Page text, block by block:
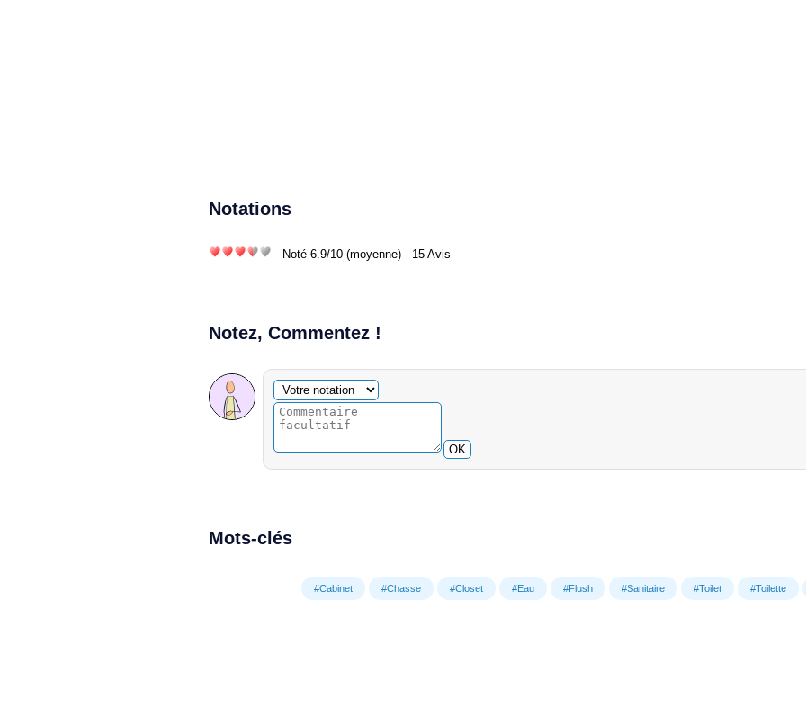
Notations
- Noté 6.9/10 (moyenne) - 15 Avis
Notez, Commentez !
Commentaire facultatif
Votre notation
OK
Mots-clés
#Cabinet #Chasse #Closet #Eau #Flush #Sanitaire #Toilet #Toilette